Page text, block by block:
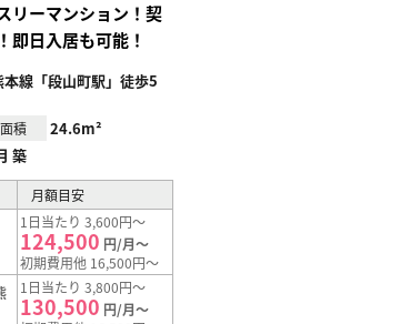
リーマンション！契
即日入居も可能！
線「段山町駅」徒歩5
面積 24.6m²
築
月額目安
1日当たり 3,600円～
124,500 円/月～
初期費用他 16,500円～
1日当たり 3,800円～
130,500 円/月～